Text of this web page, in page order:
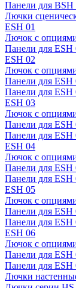
Панели для BSH
Лючки
ESH 01
Лючок с
Панели для ESH
ESH 02
Лючок с
Панели для ESH
Панели для ESH
ESH 03
Лючок с
Панели для ESH
Панели для ESH
ESH 04
Лючок с
Панели для ESH
Панели для ESH
ESH 05
Лючок с
Панели для ESH
Панели для ESH
ESH 06
Лючок с
Панели для ESH
Панели для ESH
Лючки